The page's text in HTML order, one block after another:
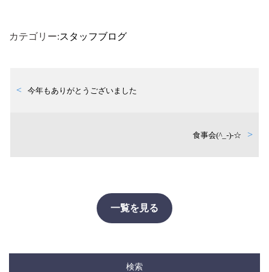
カテゴリー:スタッフブログ
今年もありがとうございました
食事会(^_-)-☆
一覧を見る
検索